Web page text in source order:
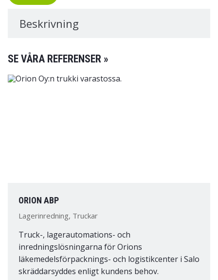
Beskrivning
SE VÅRA REFERENSER »
ORION ABP
Lagerinredning, Truckar
Truck-, lagerautomations- och
inredningslösningarna för Orions
läkemedelsförpacknings- och logistikcenter i Salo
skräddarsyddes enligt kundens behov.